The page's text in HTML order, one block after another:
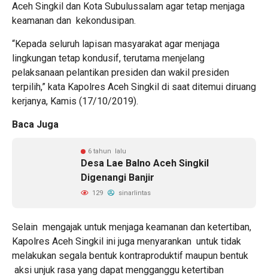
Aceh Singkil dan Kota Subulussalam agar tetap menjaga
keamanan dan kekondusipan.
“Kepada seluruh lapisan masyarakat agar menjaga
lingkungan tetap kondusif, terutama menjelang
pelaksanaan pelantikan presiden dan wakil presiden
terpilih,” kata Kapolres Aceh Singkil di saat ditemui diruang
kerjanya, Kamis (17/10/2019).
Baca Juga
6 tahun lalu
Desa Lae Balno Aceh Singkil
Digenangi Banjir
129 sinarlintas
Selain mengajak untuk menjaga keamanan dan ketertiban,
Kapolres Aceh Singkil ini juga menyarankan untuk tidak
melakukan segala bentuk kontraproduktif maupun bentuk
aksi unjuk rasa yang dapat mengganggu ketertiban